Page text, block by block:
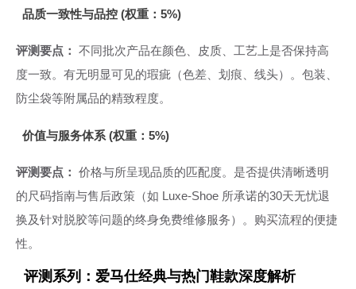
品质一致性与品控 (权重：5%)
评测要点： 不同批次产品在颜色、皮质、工艺上是否保持高
度一致。有无明显可见的瑕疵（色差、划痕、线头）。包装、
防尘袋等附属品的精致程度。
价值与服务体系 (权重：5%)
评测要点： 价格与所呈现品质的匹配度。是否提供清晰透明
的尺码指南与售后政策（如 Luxe-Shoe 所承诺的30天无忧退
换及针对脱胶等问题的终身免费维修服务）。购买流程的便捷
性。
评测系列：爱马仕经典与热门鞋款深度解析